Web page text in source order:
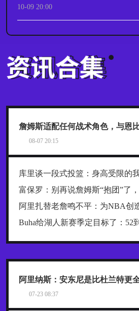
10-09 20:00
詹姆斯适配任何战术角色，与恩
08-07 20:15
阿里纳斯：安东尼是比杜兰特更
07-23 08:37